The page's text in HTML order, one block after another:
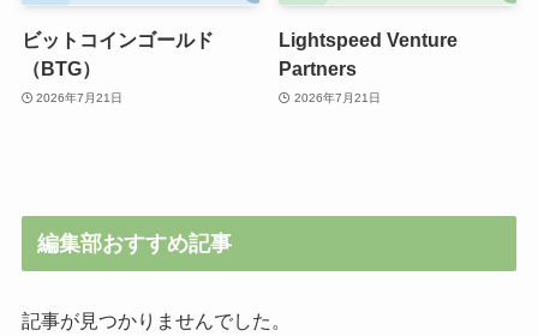
ビットコインゴールド
（BTG）
2026年7月21日
Lightspeed Venture
Partners
2026年7月21日
編集部おすすめ記事
記事が見つかりませんでした。